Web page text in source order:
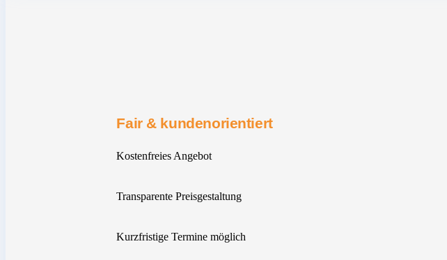
Fair & kundenorientiert
Kostenfreies Angebot
Transparente Preisgestaltung
Kurzfristige Termine möglich